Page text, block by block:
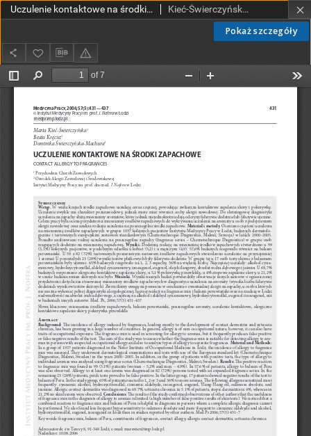
Pokaż szczegóły
Uczulenie kontaktowe na środki zapachowe Kieć-Świerczyńska, Marta; Kręcisz, Beata; Świerczyńska-Machura, Dominika